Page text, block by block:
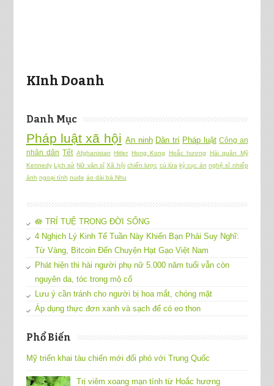
KInh Doanh
Danh Mục
Pháp luật xã hội An ninh Dân trí Pháp luật Công an
nhân dân Tết Afghanistan Hitler Hong Kong Hoắc hương
Hải quân Mỹ
Kennedy Lịch sử Nữ văn sĩ Xã hội chiến lược cú lừa kỳ cục án nghệ sĩ nhiếp
ảnh ngoại tình nude áo dài bà Nhu
🪷 TRÍ TUỆ TRONG ĐỜI SỐNG
4 Nghịch Lý Kinh Tế Tuần Này Khiến Bạn Phải Suy Nghĩ:
Từ Vàng, Bitcoin Đến Chuyện Hạt Gạo Việt Nam
Phát hiện thi hài người phụ nữ 5.000 năm tuổi vẫn còn
nguyên da, tóc trong mộ cổ
Lưu ý cần tránh cho người bị hoa mắt, chóng mặt
Áp dụng thực đơn xanh và sạch để có eo thon
Phổ Biến
Mỹ triển khai tàu chiến mới đối phó với Trung Quốc
Trị viêm xoang mạn tính từ Hoắc hương